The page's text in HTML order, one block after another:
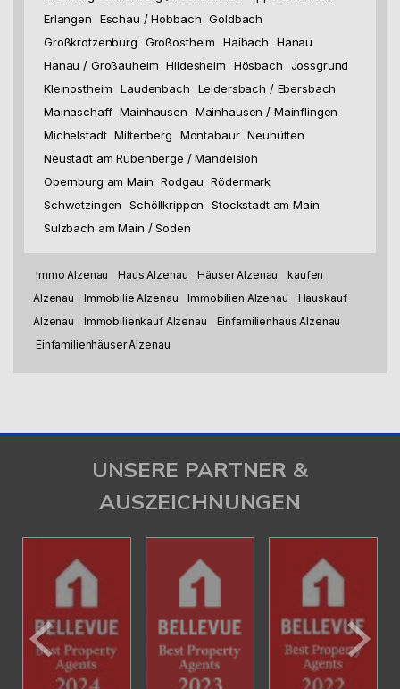
Erlangen
Eschau / Hobbach Goldbach
Großkrotzenburg
Großostheim Haibach
Hanau
Hanau / Großauheim Hildesheim Hösbach
Jossgrund
Kleinostheim
Laudenbach
Leidersbach / Ebersbach
Mainaschaff Mainhausen
Mainhausen / Mainflingen
Michelstadt Miltenberg Montabaur Neuhütten
Neustadt am Rübenberge / Mandelsloh
Obernburg am Main Rodgau Rödermark
Schwetzingen
Schöllkrippen
Stockstadt am Main
Sulzbach am Main / Soden
Immo Alzenau Haus Alzenau Häuser Alzenau
kaufen
Alzenau
Immobilie Alzenau Immobilien Alzenau
Hauskauf
Alzenau
Immobilienkauf Alzenau
Einfamilienhaus Alzenau
Einfamilienhäuser Alzenau
UNSERE PARTNER &
AUSZEICHNUNGEN